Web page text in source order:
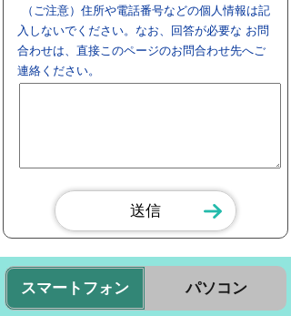
（ご注意）住所や電話番号などの個人情報は記
入しないでください。なお、回答が必要な お問
合わせは、直接このページのお問合わせ先へご
連絡ください。
スマートフォン パソコン